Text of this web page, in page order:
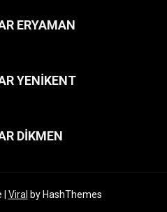
ERYAMAN
YENİKENT
DİKMEN
Viral by HashThemes